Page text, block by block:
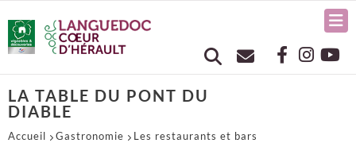
LA TABLE DU PONT DU
DIABLE
Accueil Gastronomie
Les restaurants et bars